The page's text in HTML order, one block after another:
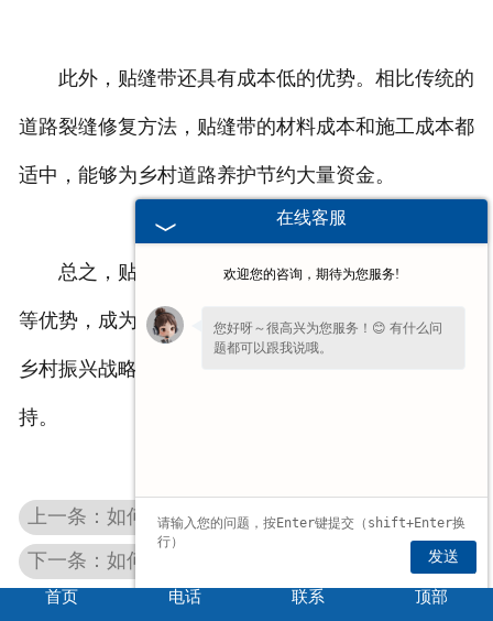
此外，贴缝带还具有成本低的优势。相比传统的
道路裂缝修复方法，贴缝带的材料成本和施工成本都
适中，能够为乡村道路养护节约大量资金。
总之，贴缝带以其操作简便、防水抗裂、成本低
等优势，成为解决乡村道路裂缝问题的理想选择，为
乡村振兴战略中的交通基础设施建设提供了有力支
持。
上一条：如何确保抗裂贴安装的牢固性呢？
下一条：如何确保道路密封胶与路面的粘结牢固度呢
首页 电话 联系 顶部
在线客服
欢迎您的咨询，期待为您服务!
您好呀～很高兴为您服务！😊 有什么问
题都可以跟我说哦。
发送